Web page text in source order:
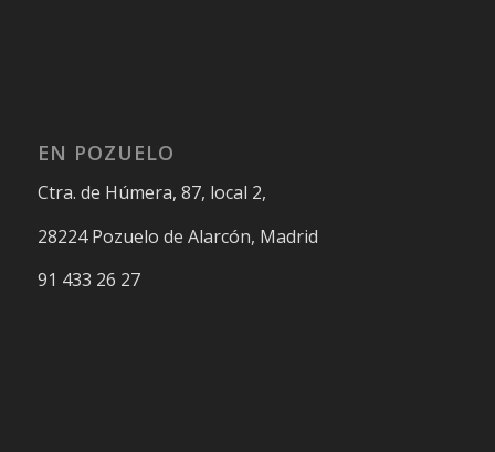
EN POZUELO
Ctra. de Húmera, 87, local 2,
28224 Pozuelo de Alarcón, Madrid
91 433 26 27